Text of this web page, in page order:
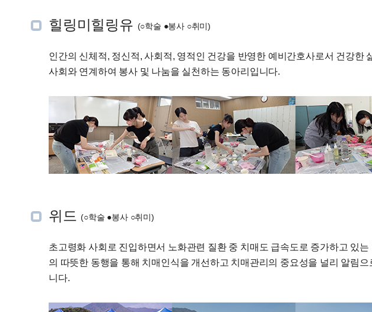
힐링미힐링유 (○학술 ●봉사 ○취미)
인간의 신체적, 정신적, 사회적, 영적인 건강을 반영한 예비간호사로서 건강한
사회와 연계하여 봉사 및 나눔을 실천하는 동아리입니다.
위드(○학술 ●봉사 ○취미)
초고령화 사회로 진입하면서 노화관련 질환 중 치매도 급속도로 증가하고 있
의 따뜻한 동행을 통해 치매인식을 개선하고 치매관리의 중요성을 널리 알림
니다.